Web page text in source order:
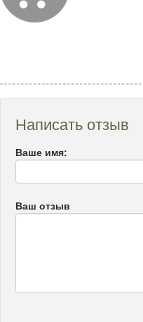
Написать отзыв
Ваше имя:
Ваш отзыв